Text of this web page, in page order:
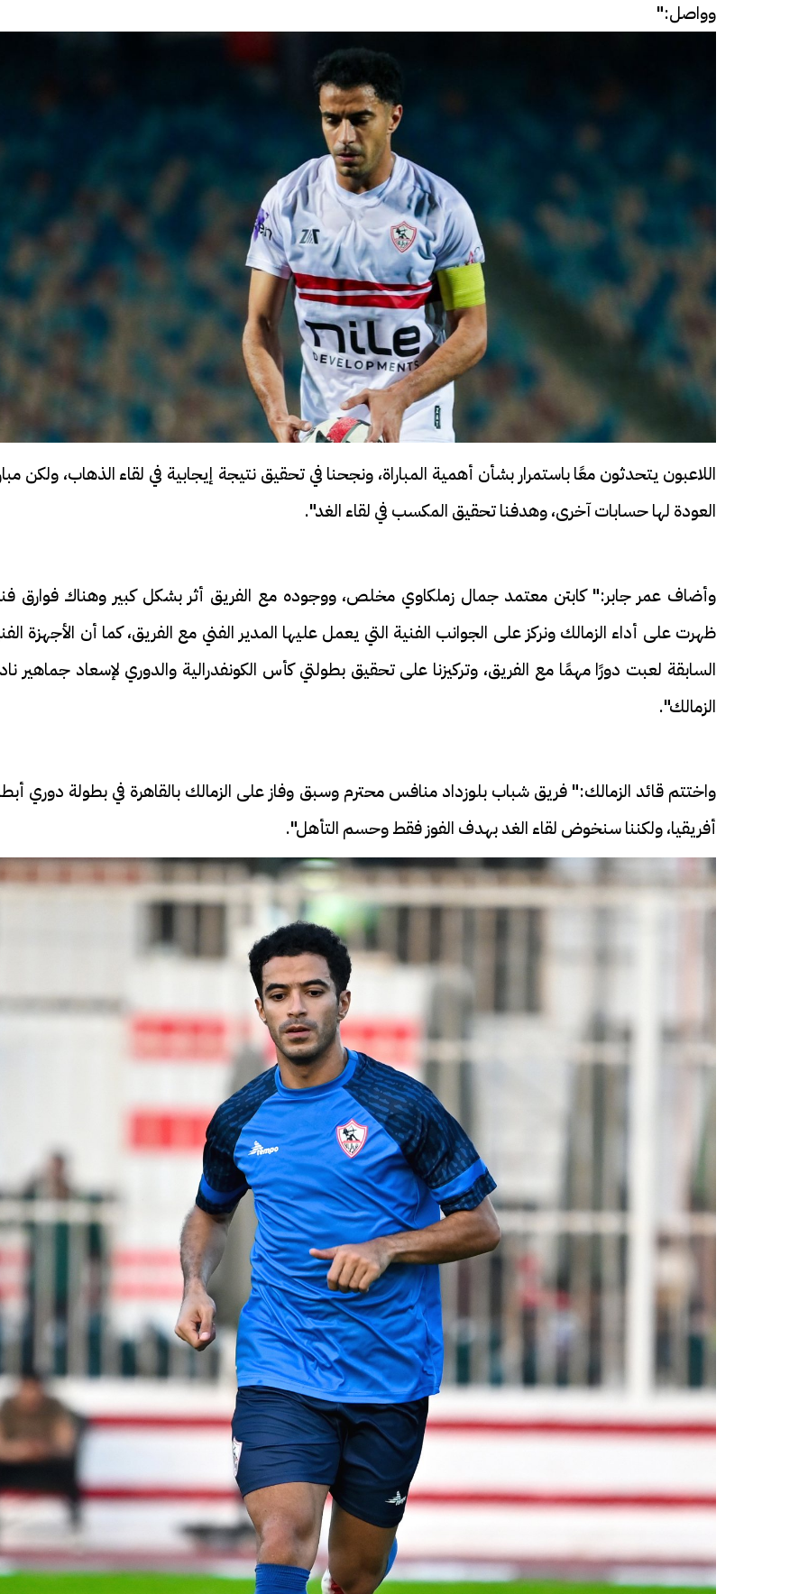
وواصل:"
اللاعبون يتحدثون معًا باستمرار بشأن أهمية المباراة، ونجحنا في تحقيق نتيجة إيجابية في لقاء الذهاب، ولكن
العودة لها حسابات آخرى، وهدفنا تحقيق المكسب في لقاء الغد".
وأضاف عمر جابر:" كابتن معتمد جمال زملكاوي مخلص، ووجوده مع الفريق أثر بشكل كبير وهناك فوارق
ظهرت على أداء الزمالك ونركز على الجوانب الفنية التي يعمل عليها المدير الفني مع الفريق، كما أن الأجهزة
السابقة لعبت دورًا مهمًا مع الفريق، وتركيزنا على تحقيق بطولتي كأس الكونفدرالية والدوري لإسعاد جماهير
الزمالك".
واختتم قائد الزمالك:" فريق شباب بلوزداد منافس محترم وسبق وفاز على الزمالك بالقاهرة في بطولة دوري
أفريقيا، ولكننا سنخوض لقاء الغد بهدف الفوز فقط وحسم التأهل".
جثامين الضحايا
فيديو
افتتاح أكبر صرح ديني في القوصية..
فيديو
ابني بطل وفخورة بيه.. أول ظهور لـ
قالها
يفحص
ذكي